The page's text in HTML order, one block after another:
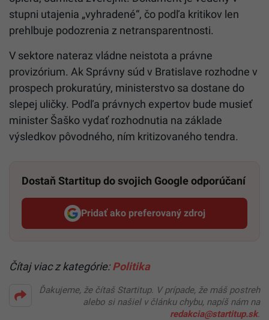
stupni utajenia „vyhradené“, čo podľa kritikov len
prehlbuje podozrenia z netransparentnosti.
V sektore nateraz vládne neistota a právne
provizórium. Ak Správny súd v Bratislave rozhodne v
prospech prokuratúry, ministerstvo sa dostane do
slepej uličky. Podľa právnych expertov bude musieť
minister Šaško vydať rozhodnutia na základe
výsledkov pôvodného, ním kritizovaného tendra.
Dostaň Startitup do svojich Google odporúčaní
Pridať ako preferovaný zdroj
Startitup, odkaz sa otvorí v
Čítaj viac z kategórie:Politika
Ďakujeme, že čítaš Startitup. V prípade, že máš postreh
alebo si našiel v článku chybu, napíš nám na
redakcia@startitup.sk.